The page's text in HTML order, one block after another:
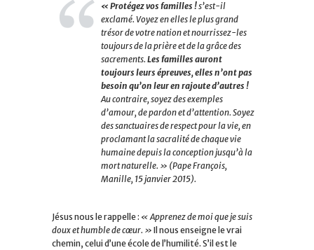
« Protégez vos familles !s’est-il
exclamé. Voyez en elles le plus grand
trésor de votre nation et nourrissez-les
toujours de la prière et de la grâce des
sacrements. Les familles auront
toujours leurs épreuves, elles n’ont pas
besoin qu’on leur en rajoute d’autres !
Au contraire, soyez des exemples
d’amour, de pardon et d’attention. Soyez
des sanctuaires de respect pour la vie, en
proclamant la sacralité de chaque vie
humaine depuis la conception jusqu’à la
mort naturelle. » (Pape François,
Manille, 15 janvier 2015).
Jésus nous le rappelle : « Apprenez de moi que je suis
doux et humble de cœur. » Il nous enseigne le vrai
chemin, celui d’une école de l’humilité. S’il est le